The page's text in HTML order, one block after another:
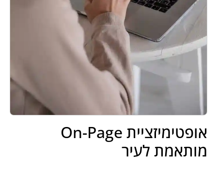
אופטימיזציית On-Page
מותאמת לעיר